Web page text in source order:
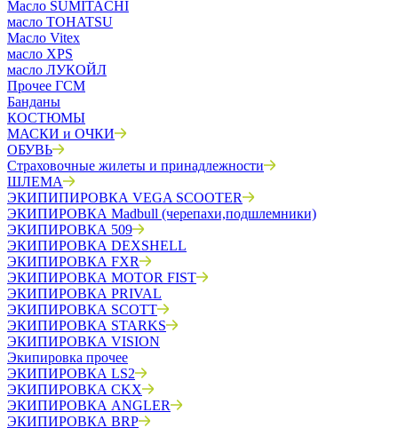
Масло SUMITACHI
масло TOHATSU
Масло Vitex
масло XPS
масло ЛУКОЙЛ
Прочее ГСМ
Банданы
КОСТЮМЫ
МАСКИ и ОЧКИ
ОБУВЬ
Страховочные жилеты и принадлежности
ШЛЕМА
ЭКИПИПИРОВКА VEGA SCOOTER
ЭКИПИРОВКА Madbull (черепахи,подшлемники)
ЭКИПИРОВКА 509
ЭКИПИРОВКА DEXSHELL
ЭКИПИРОВКА FXR
ЭКИПИРОВКА MOTOR FIST
ЭКИПИРОВКА PRIVAL
ЭКИПИРОВКА SCOTT
ЭКИПИРОВКА STARKS
ЭКИПИРОВКА VISION
Экипировка прочее
ЭКИПИРОВКА LS2
ЭКИПИРОВКА CKX
ЭКИПИРОВКА ANGLER
ЭКИПИРОВКА BRP